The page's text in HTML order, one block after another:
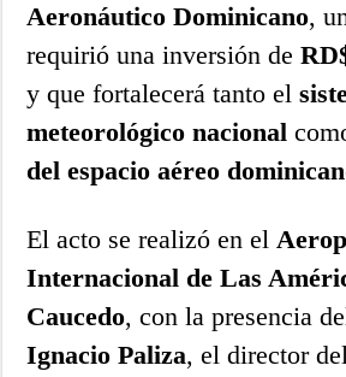
Aeronáutico Dominicano,
requirió una inversión de
y que fortalecerá tanto el
meteorológico nacional
del espacio aéreo
El acto se realizó en el
Internacional de Las
Caucedo, con la presencia
Ignacio Paliza, el director